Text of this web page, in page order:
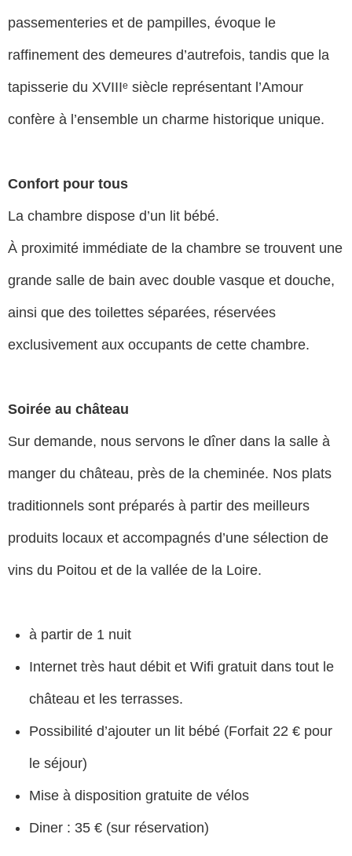
passementeries et de pampilles, évoque le
raffinement des demeures d’autrefois, tandis que la
tapisserie du XVIIIᵉ siècle représentant l’Amour
confère à l’ensemble un charme historique unique.
Confort pour tous
La chambre dispose d’un lit bébé.
À proximité immédiate de la chambre se trouvent une
grande salle de bain avec double vasque et douche,
ainsi que des toilettes séparées, réservées
exclusivement aux occupants de cette chambre.
Soirée au château
Sur demande, nous servons le dîner dans la salle à
manger du château, près de la cheminée. Nos plats
traditionnels sont préparés à partir des meilleurs
produits locaux et accompagnés d’une sélection de
vins du Poitou et de la vallée de la Loire.
à partir de 1 nuit
Internet très haut débit et Wifi gratuit dans tout le
château et les terrasses.
Possibilité d’ajouter un lit bébé (Forfait 22 € pour
le séjour)
Mise à disposition gratuite de vélos
Diner : 35 € (sur réservation)